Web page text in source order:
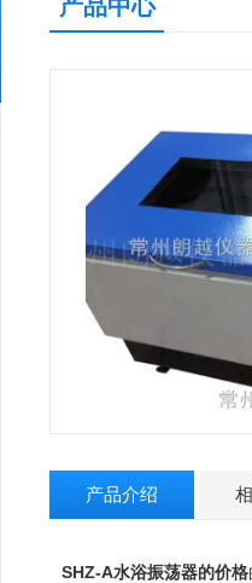
产品中心
产品介绍
SHZ-A水浴振荡器的价格